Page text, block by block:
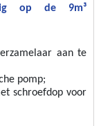
op de 9m³
aan te
pomp;
schroefdop voor